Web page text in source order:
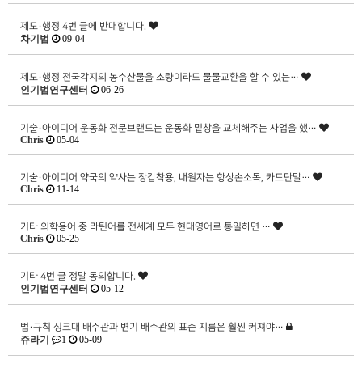
제도·행정 4번 글에 반대합니다.
차기법 09-04
제도·행정 전국각지의 농수산물을 소량이라도 물물교환을 할 수 있는…
인기법연구센터 06-26
기술·아이디어 운동화 전문브랜드는 운동화 밑창을 교체해주는 사업을 했…
Chris 05-04
기술·아이디어 약국의 약사는 장갑착용, 내원자는 항상손소독, 카드단말…
Chris 11-14
기타 의학용어 중 라틴어를 전세계 모두 현대영어로 통일하면 …
Chris 05-25
기타 4번 글 정말 동의합니다.
인기법연구센터 05-12
법·규칙 싱크대 배수관과 변기 배수관의 표준 지름은 훨씬 커져야…
쥬라기 1 05-09